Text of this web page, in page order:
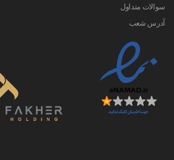
سوالات متداول
آدرس شعب